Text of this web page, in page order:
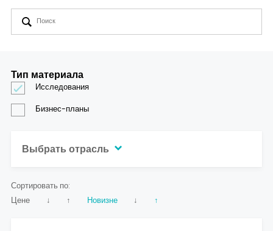
Cases
Сортировать по:
Цене
↓ ↑ Новизне ↓ ↑
Тип материала
Исследования
Бизнес-планы
Выбрать отрасль